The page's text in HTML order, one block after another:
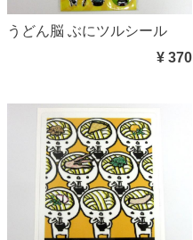
うどん脳 ぶにツルシール
¥ 370